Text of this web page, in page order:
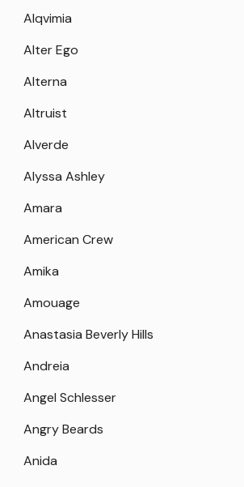
Alqvimia
Alter Ego
Alterna
Altruist
Alverde
Alyssa Ashley
Amara
American Crew
Amika
Amouage
Anastasia Beverly Hills
Andreia
Angel Schlesser
Angry Beards
Anida